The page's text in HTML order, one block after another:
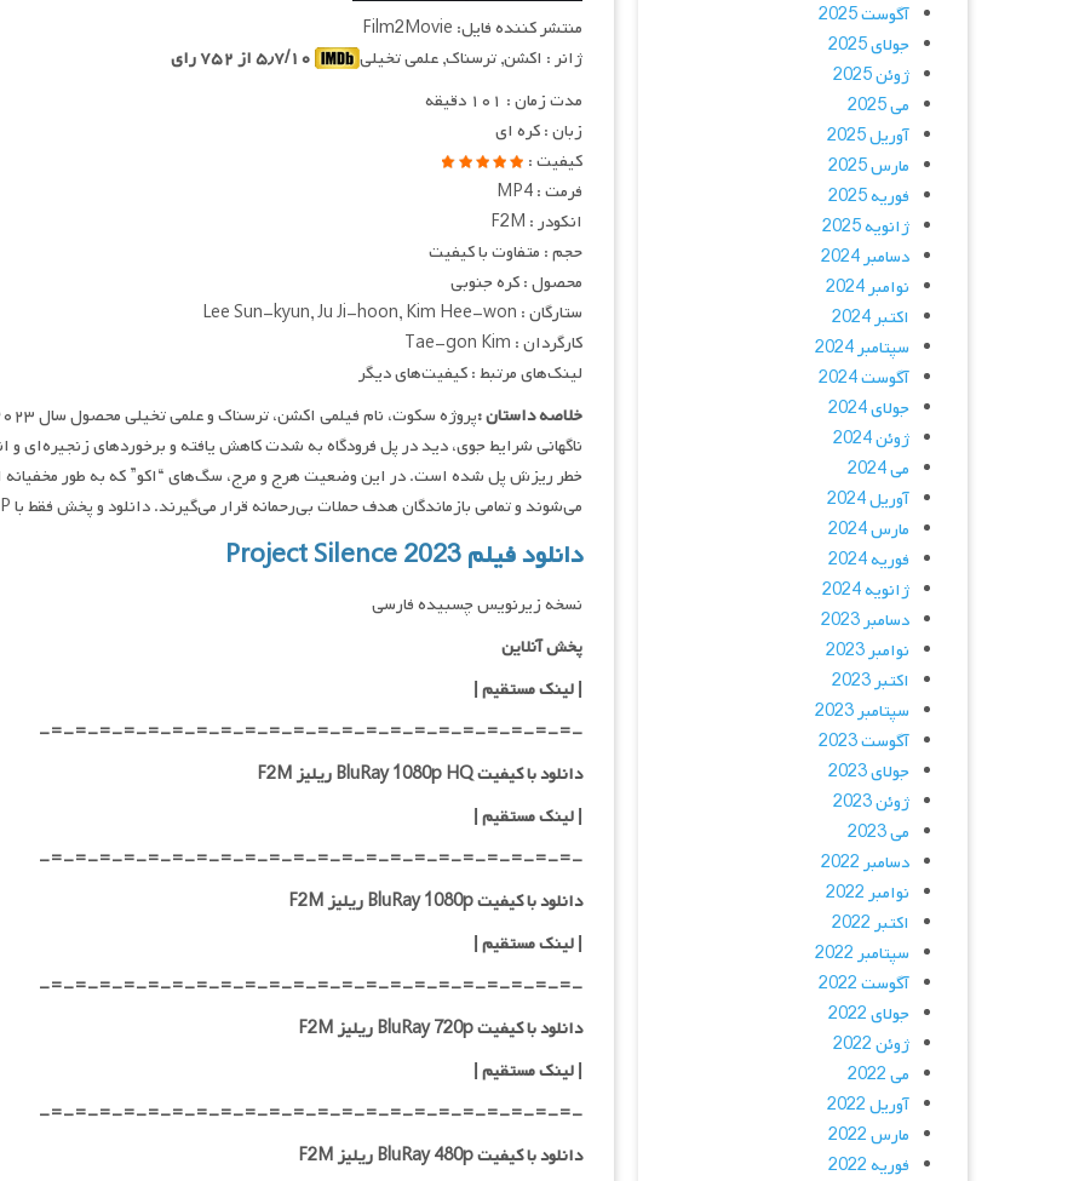
منتشر کننده فایل: Film2Movie
ژانر : اکشن, ترسناک, علمی تخیلی
مدت زمان : ۱۰۱ دقیقه
زبان : کره ای
کیفیت :
فرمت : MP4
انکودر : F2M
حجم : متفاوت با کیفیت
محصول : کره جنوبی
ستارگان : Lee Sun-kyun, Ju Ji-hoon, Kim Hee-won
کارگردان : Tae-gon Kim
لینک‌های مرتبط : کیفیت‌های دیگر
خلاصه داستان :
ناگهانی شرایط جوی، دید در پل فرودگاه به شدت کاهش یافته و برخوردهای زنجیره‌ای
خطر ریزش پل شده است. در این وضعیت هرج و مرج، سگ‌های “اکو” که به طور مخفیانه
می‌شوند و تمامی بازماندگان هدف حملات بی‌رحمانه قرار می‌گیرند. دانلود و پخش فقط با IP ایران امکان پذیر هست
دانلود فیلم Project Silence 2023
نسخه زیرنویس چسبیده فارسی
پخش آنلاین
| لینک مستقیم|
-=-=-=-=-=-=-=-=-=-=-=-=-=-=-=-=-=-=-=-=-=-=-
دانلود با کیفیت BluRay 1080p HQ ریلیز F2M
|لینک مستقیم|
-=-=-=-=-=-=-=-=-=-=-=-=-=-=-=-=-=-=-=-=-=-=-
دانلود با کیفیت BluRay 1080p ریلیز F2M
|لینک مستقیم|
-=-=-=-=-=-=-=-=-=-=-=-=-=-=-=-=-=-=-=-=-=-=-
دانلود با کیفیت BluRay 720p ریلیز F2M
| لینک مستقیم|
-=-=-=-=-=-=-=-=-=-=-=-=-=-=-=-=-=-=-=-=-=-=-
دانلود با کیفیت BluRay 480p ریلیز F2M
آگوست 2025
جولای 2025
ژوئن 2025
می 2025
آوریل 2025
مارس 2025
فوریه 2025
ژانویه 2025
دسامبر 2024
نوامبر 2024
اکتبر 2024
سپتامبر 2024
آگوست 2024
جولای 2024
ژوئن 2024
می 2024
آوریل 2024
مارس 2024
فوریه 2024
ژانویه 2024
دسامبر 2023
نوامبر 2023
اکتبر 2023
سپتامبر 2023
آگوست 2023
جولای 2023
ژوئن 2023
می 2023
دسامبر 2022
نوامبر 2022
اکتبر 2022
سپتامبر 2022
آگوست 2022
جولای 2022
ژوئن 2022
می 2022
آوریل 2022
مارس 2022
فوریه 2022